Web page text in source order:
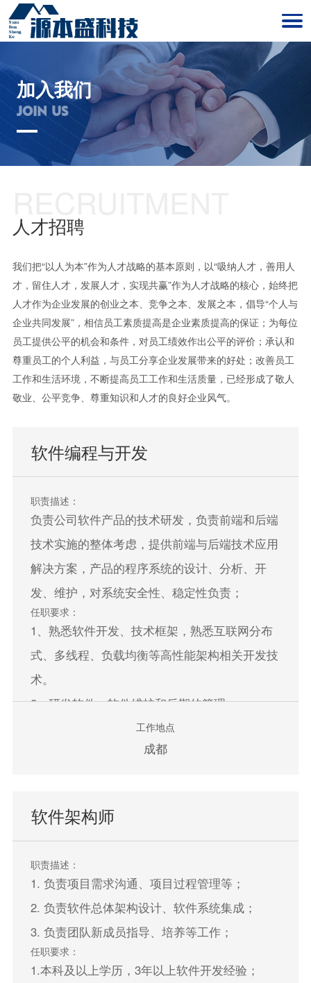
加入我们
JOIN US
人才招聘
我们把“以人为本”作为人才战略的基本原则，以“吸纳人才，善用人
才，留住人才，发展人才，实现共赢”作为人才战略的核心，始终把
人才作为企业发展的创业之本、竞争之本、发展之本，倡导“个人与
企业共同发展”，相信员工素质提高是企业素质提高的保证；为每位
员工提供公平的机会和条件，对员工绩效作出公平的评价；承认和
尊重员工的个人利益，与员工分享企业发展带来的好处；改善员工
工作和生活环境，不断提高员工工作和生活质量，已经形成了敬人
敬业、公平竞争、尊重知识和人才的良好企业风气。
软件编程与开发
职责描述：
负责公司软件产品的技术研发，负责前端和后端
技术实施的整体考虑，提供前端与后端技术应用
解决方案，产品的程序系统的设计、分析、开
发、维护，对系统安全性、稳定性负责；
任职要求：
1、熟悉软件开发、技术框架，熟悉互联网分布
式、多线程、负载均衡等高性能架构相关开发技
术。
2、研发软件，软件维护和后期的管理。
工作地点
成都
软件架构师
职责描述：
1. 负责项目需求沟通、项目过程管理等；
2. 负责软件总体架构设计、软件系统集成；
3. 负责团队新成员指导、培养等工作；
任职要求：
1.本科及以上学历，3年以上软件开发经验；